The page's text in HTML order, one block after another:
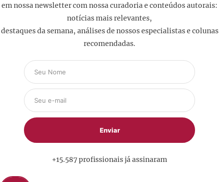
em nossa newsletter com nossa curadoria e conteúdos autorais:
notícias mais relevantes,
destaques da semana, análises de nossos especialistas e colunas
recomendadas.
+15.587 profissionais já assinaram